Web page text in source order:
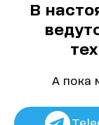
В
А пока